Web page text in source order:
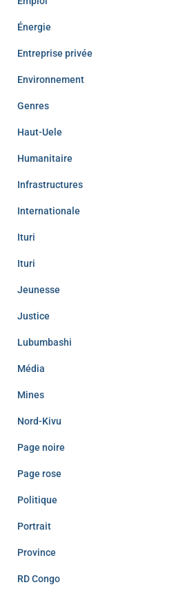
Énergie
Entreprise privée
Environnement
Genres
Haut-Uele
Humanitaire
Infrastructures
Internationale
Ituri
Ituri
Jeunesse
Justice
Lubumbashi
Média
Mines
Nord-Kivu
Page noire
Page rose
Politique
Portrait
Province
RD Congo